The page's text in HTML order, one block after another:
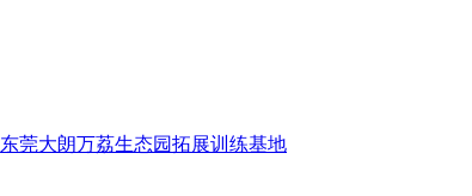
东莞大朗万荔生态园拓展训练基地